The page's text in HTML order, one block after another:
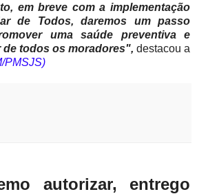
em breve com a implementação
de Todos, daremos um passo
uma saúde preventiva e
de todos os moradores", destacou a
PMSJS)
autorizar, entrego